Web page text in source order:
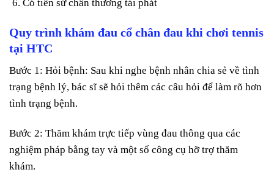
Có tiền sử chấn thương tái phát
Quy trình khám đau cổ chân đau khi chơi tennis
tại HTC
Bước 1: Hỏi bệnh: Sau khi nghe bệnh nhân chia sẻ về tình
trạng bệnh lý, bác sĩ sẽ hỏi thêm các câu hỏi để làm rõ hơn
tình trạng bệnh.
Bước 2: Thăm khám trực tiếp vùng đau thông qua các
nghiệm pháp bằng tay và một số công cụ hỡ trợ thăm
khám.